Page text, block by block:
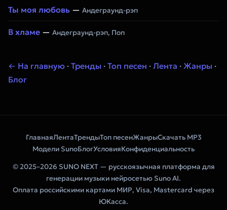
Ты моя любовь — Андеграунд-рэп
В хламе — Андеграунд-рэп, Поп
← На главную · Тренды · Топ песен · Лента · Жанры ·
Блог
ГлавнаяЛентаТрендыТоп песенЖанрыСкачать MP3
Модели SunoБлогУсловияКонфиденциальность
© 2025–2026 SUNO NEXT — русскоязычная платформа для
генерации музыки нейросетью Suno AI.
Оплата российскими картами МИР, Visa, Mastercard через
ЮКасса.